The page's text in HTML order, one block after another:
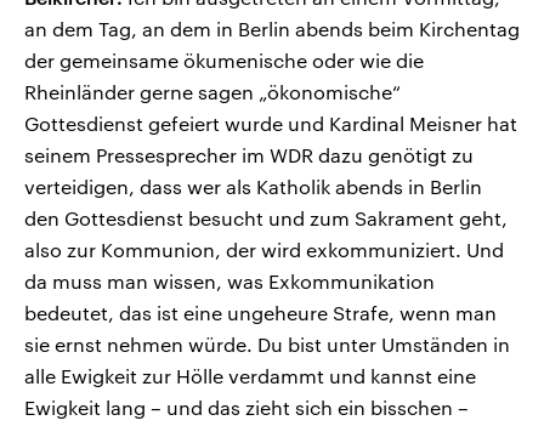
an dem Tag, an dem in Berlin abends beim Kirchentag
der gemeinsame ökumenische oder wie die
Rheinländer gerne sagen „ökonomische“
Gottesdienst gefeiert wurde und Kardinal Meisner hat
seinem Pressesprecher im WDR dazu genötigt zu
verteidigen, dass wer als Katholik abends in Berlin
den Gottesdienst besucht und zum Sakrament geht,
also zur Kommunion, der wird exkommuniziert. Und
da muss man wissen, was Exkommunikation
bedeutet, das ist eine ungeheure Strafe, wenn man
sie ernst nehmen würde. Du bist unter Umständen in
alle Ewigkeit zur Hölle verdammt und kannst eine
Ewigkeit lang – und das zieht sich ein bisschen –